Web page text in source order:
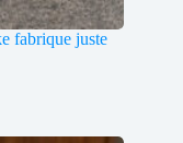
fabrique juste